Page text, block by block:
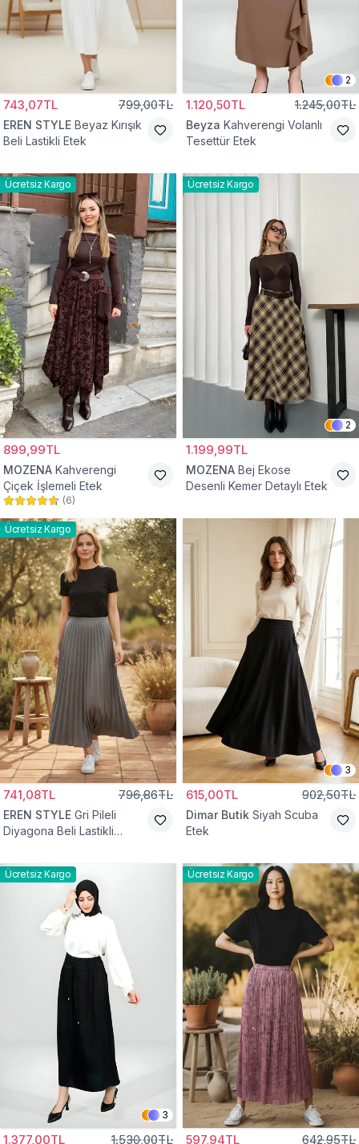
743,07TL 799,00TL
EREN STYLE Beyaz Kırışık
Beli Lastikli Etek
2
1.120,50TL 1.245,00TL
Beyza Kahverengi Volanlı
Tesettür Etek
Ücretsiz Kargo
899,99TL
MOZENA Kahverengi
Çiçek İşlemeli Etek
(6)
Ücretsiz Kargo
2
1.199,99TL
MOZENA Bej Ekose
Desenli Kemer Detaylı Etek
Ücretsiz Kargo
741,08TL 796,86TL
EREN STYLE Gri Pileli
Diyagona Beli Lastikli
3
615,00TL 902,50TL
Dimar Butik Siyah Scuba
Etek
Ücretsiz Kargo
3
1.377,00TL 1.530,00TL
Ücretsiz Kargo
597,94TL 642,95TL